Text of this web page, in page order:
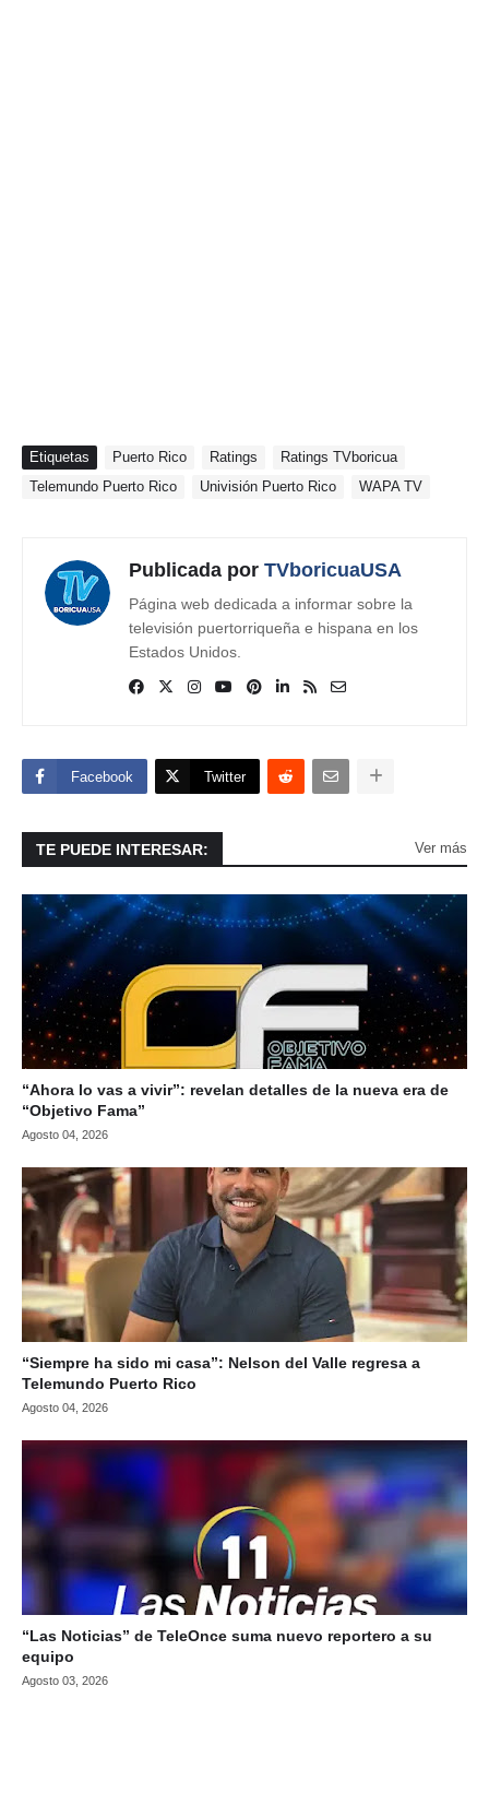
Etiquetas Puerto Rico Ratings
Ratings TVboricua
Telemundo Puerto Rico
Univisión Puerto Rico WAPA TV
Publicada por TVboricuaUSA
Página web dedicada a informar sobre la
televisión puertorriqueña e hispana en los
Estados Unidos.
Facebook Twitter
TE PUEDE INTERESAR: Ver más
“Ahora lo vas a vivir”: revelan detalles de la nueva era de
“Objetivo Fama”
Agosto 04, 2026
“Siempre ha sido mi casa”: Nelson del Valle regresa a
Telemundo Puerto Rico
Agosto 04, 2026
“Las Noticias” de TeleOnce suma nuevo reportero a su
equipo
Agosto 03, 2026